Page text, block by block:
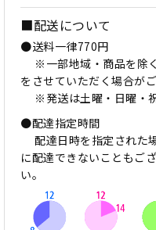
■配送について
●送料一律770円
※一部地域・商品を除
をさせていただく場合がご
※発送は土曜・日曜・祝
●配達指定時間
配達日時を指定された
に配達できないこともご
い。